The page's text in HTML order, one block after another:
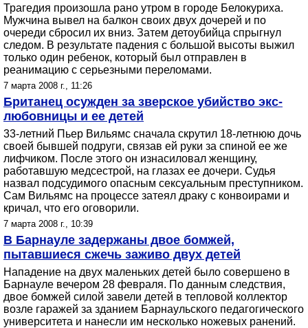
Трагедия произошла рано утром в городе Белокуриха.
Мужчина вывел на балкон своих двух дочерей и по
очереди сбросил их вниз. Затем детоубийца спрыгнул
следом. В результате падения с большой высоты выжил
только один ребенок, который был отправлен в
реанимацию с серьезными переломами.
7 марта 2008 г., 11:26
Британец осужден за зверское убийство экс-
любовницы и ее детей
33-летний Пьер Вильямс сначала скрутил 18-летнюю дочь
своей бывшей подруги, связав ей руки за спиной ее же
лифчиком. После этого он изнасиловал женщину,
работавшую медсестрой, на глазах ее дочери. Судья
назвал подсудимого опасным сексуальным преступником.
Сам Вильямс на процессе затеял драку с конвоирами и
кричал, что его оговорили.
7 марта 2008 г., 10:39
В Барнауле задержаны двое бомжей,
пытавшиеся сжечь заживо двух детей
Нападение на двух маленьких детей было совершено в
Барнауле вечером 28 февраля. По данным следствия,
двое бомжей силой завели детей в тепловой коллектор
возле гаражей за зданием Барнаульского педагогического
университета и нанесли им несколько ножевых ранений.